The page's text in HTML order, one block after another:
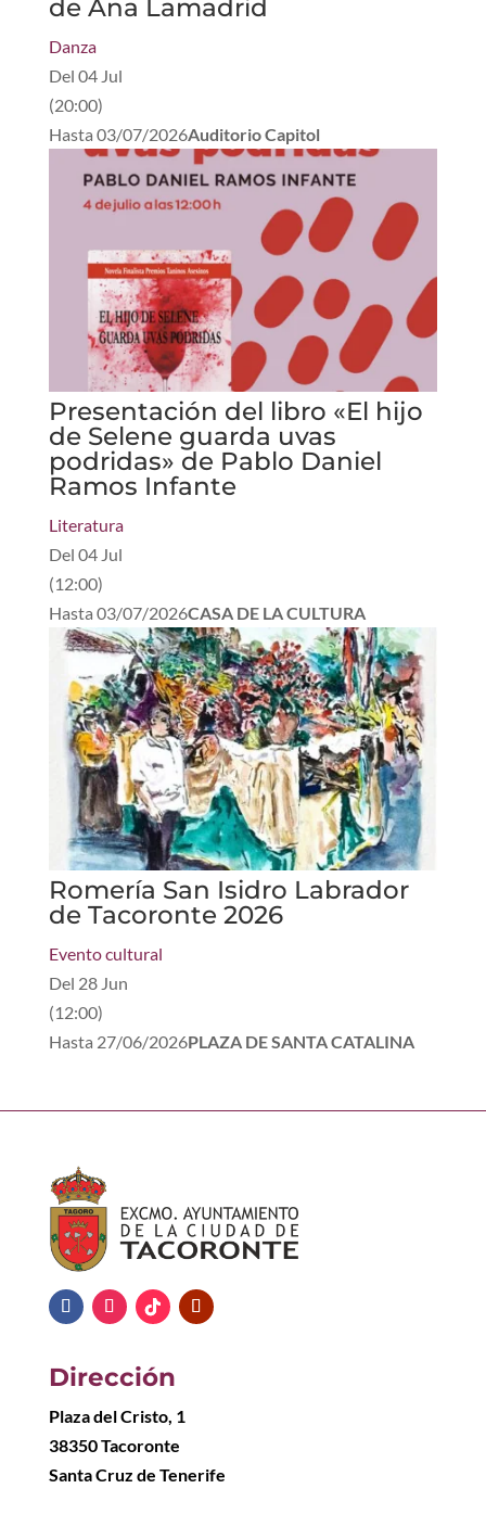
de Ana Lamadrid
Danza
Del 04 Jul
(20:00)
Hasta 03/07/2026Auditorio Capitol
Presentación del libro «El hijo
de Selene guarda uvas
podridas» de Pablo Daniel
Ramos Infante
Literatura
Del 04 Jul
(12:00)
Hasta 03/07/2026CASA DE LA CULTURA
Romería San Isidro Labrador
de Tacoronte 2026
Evento cultural
Del 28 Jun
(12:00)
Hasta 27/06/2026PLAZA DE SANTA CATALINA
Dirección
Plaza del Cristo, 1
38350 Tacoronte
Santa Cruz de Tenerife